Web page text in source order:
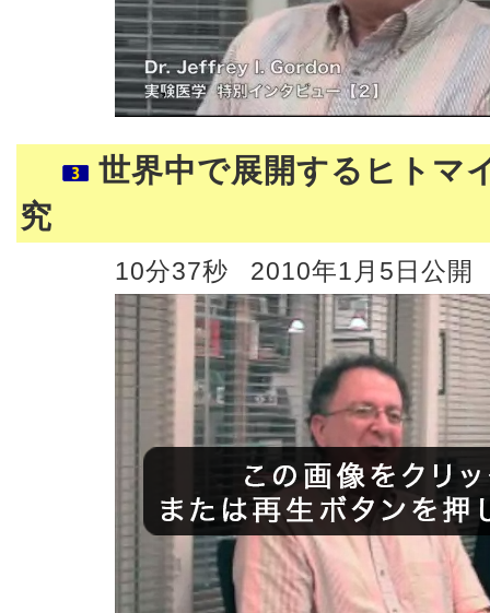
世界中で展開するヒトマ
究
10分37秒 2010年1月5日公開